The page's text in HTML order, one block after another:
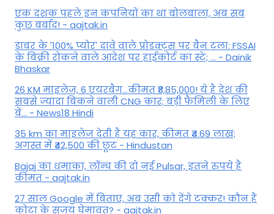
एक दशक पहले इन कंपनियों का था बोलबाला, अब सब
कुछ बर्बाद! - aajtak.in
डाबर के '100% प्योर' दावे वाले प्रोडक्ट्स पर बैन टला: FSSAI
के बिक्री रोकने वाले आदेश पर हाईकोर्ट का स्टे; ... - Dainik
Bhaskar
26 KM माइलेज, 6 एयरबैग...कीमत ₹8,85,000! ये है देश की
सबसे ज्यादा बिकने वाली CNG कार; बड़ी फैमिली के लिए
बे... - News18 Hindi
35 km का माइलेज देती है यह कार, कीमत ₹4.69 लाख;
अगस्त में ₹42,500 की छूट - Hindustan
Bajaj का धमाका, लॉन्च की दो नई Pulsar, इतने रुपये है
कीमत - aajtak.in
27 साल Google में बिताए, अब उसी को देंगे टक्कर! कौन हैं
कोटा के संजय घेमावत? - aajtak.in